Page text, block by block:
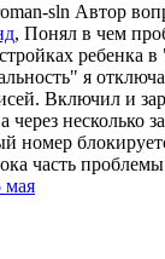
sln Автор
, Понял в чем
ребенка в
я
Включил и
через несколько
номер
часть
мая